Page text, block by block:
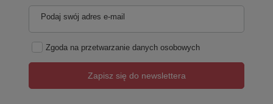
Podaj swój adres e-mail
Zgoda na przetwarzanie danych osobowych
Zapisz się do newslettera